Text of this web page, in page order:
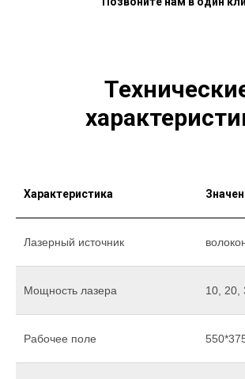
Характеристика
Лазерный источник
Мощность лазера 10, 20,
Рабочее поле